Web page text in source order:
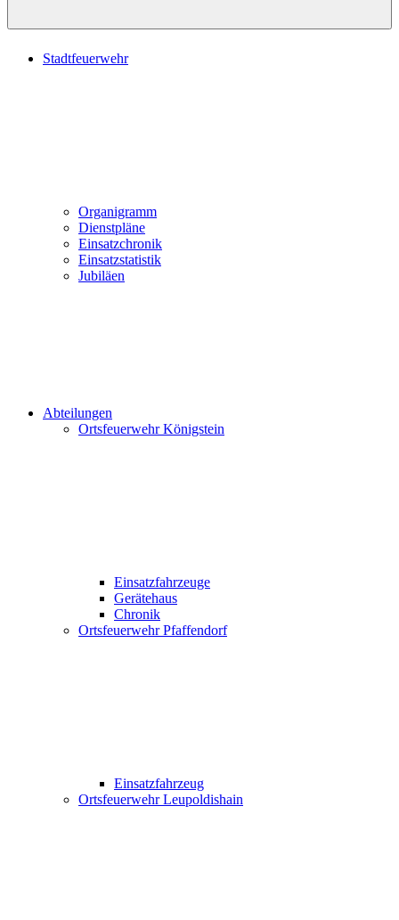
Stadtfeuerwehr
Organigramm
Dienstpläne
Einsatzchronik
Einsatzstatistik
Jubiläen
Abteilungen
Ortsfeuerwehr Königstein
Einsatzfahrzeuge
Gerätehaus
Chronik
Ortsfeuerwehr Pfaffendorf
Einsatzfahrzeug
Ortsfeuerwehr Leupoldishain